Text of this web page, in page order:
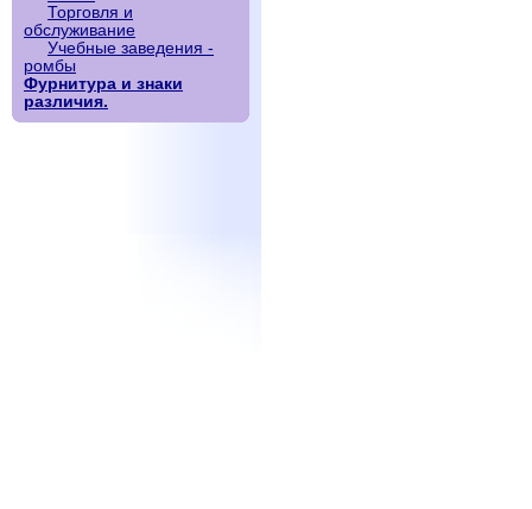
Торговля и
обслуживание
Учебные заведения -
ромбы
Фурнитура и знаки
различия.